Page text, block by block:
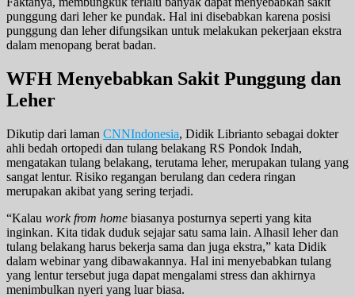
punggung dari leher ke pundak. Hal ini disebabkan karena posisi
punggung dan leher difungsikan untuk melakukan pekerjaan ekstra
dalam menopang berat badan.
WFH Menyebabkan Sakit Punggung dan
Leher
Dikutip dari laman CNNIndonesia, Didik Librianto sebagai dokter
ahli bedah ortopedi dan tulang belakang RS Pondok Indah,
mengatakan tulang belakang, terutama leher, merupakan tulang yang
sangat lentur. Risiko regangan berulang dan cedera ringan
merupakan akibat yang sering terjadi.
“Kalau work from home biasanya posturnya seperti yang kita
inginkan. Kita tidak duduk sejajar satu sama lain. Alhasil leher dan
tulang belakang harus bekerja sama dan juga ekstra,” kata Didik
dalam webinar yang dibawakannya. Hal ini menyebabkan tulang
yang lentur tersebut juga dapat mengalami stress dan akhirnya
menimbulkan nyeri yang luar biasa.